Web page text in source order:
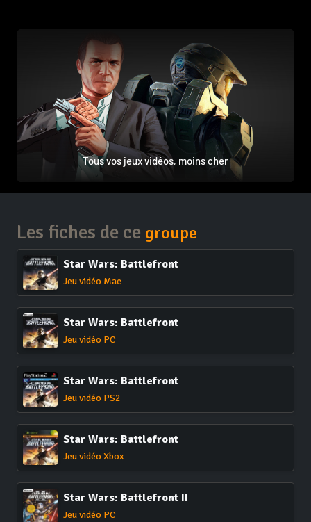
Tous vos jeux vidéos, moins cher
Les fiches de ce groupe
Star Wars: Battlefront
Jeu vidéo Mac
Star Wars: Battlefront
Jeu vidéo PC
Star Wars: Battlefront
Jeu vidéo PS2
Star Wars: Battlefront
Jeu vidéo Xbox
Star Wars: Battlefront II
Jeu vidéo PC